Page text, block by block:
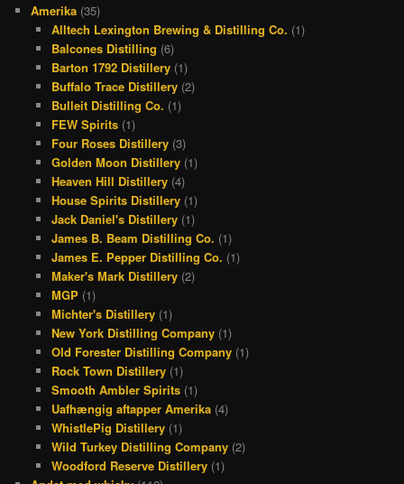
e
b
o
o
k
e
a
d
s
a
g
r
a
m
e
r
e
t
Amerika (35)
Alltech Lexington Brewing & Distilling Co. (1)
Balcones Distilling (6)
Barton 1792 Distillery(1)
Buffalo Trace Distillery(2)
Bulleit Distilling Co. (1)
FEW Spirits(1)
Four Roses Distillery(3)
Golden Moon Distillery(1)
Heaven Hill Distillery(4)
House Spirits Distillery(1)
Jack Daniel's Distillery(1)
James B. Beam Distilling Co. (1)
James E. Pepper Distilling Co. (1)
Maker's Mark Distillery(2)
MGP(1)
Michter's Distillery(1)
New York Distilling Company(1)
Old Forester Distilling Company(1)
Rock Town Distillery(1)
Smooth Ambler Spirits(1)
Uafhængig aftapper Amerika(4)
WhistlePig Distillery(1)
Wild Turkey Distilling Company(2)
Woodford Reserve Distillery(1)